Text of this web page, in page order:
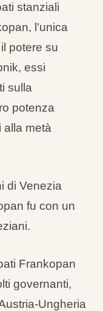
stanziali
l'unica
potere su
essi
sulla
potenza
alla metà
di Venezia
fu con un
Frankopan
governanti,
Ungheria